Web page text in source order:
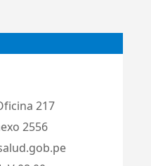
217
2556